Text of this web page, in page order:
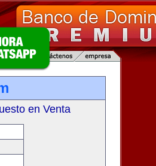
en Venta